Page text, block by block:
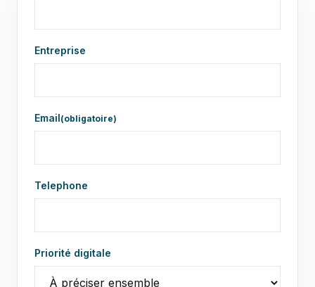
Entreprise
Email(obligatoire)
Telephone
Priorité digitale